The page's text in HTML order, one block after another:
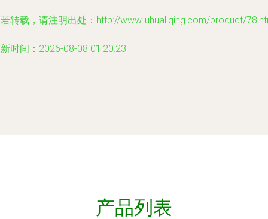
转载，请注明出处：http://www.luhualiqing.com/product/
时间：2026-08-08 01:20:23
产品列表